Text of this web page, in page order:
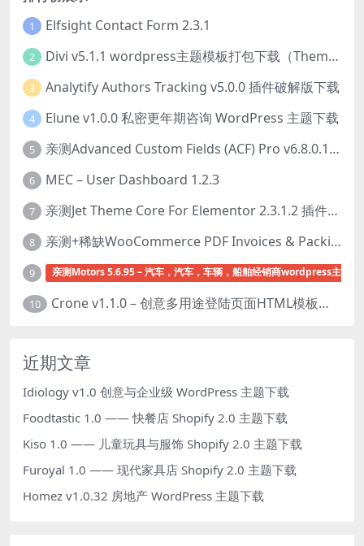
1 Elfsight Contact Form 2.3.1
2 Divi v5.1.1 wordpress主题模板打包下载（Theme + Builder+ Extra Theme + Templates + Layouts + PSD）
3 Analytify Authors Tracking v5.0.0 插件破解版下载
4 Elune v1.0.0 私密更年期咨询 WordPress 主题下载
5 亲测Advanced Custom Fields (ACF) Pro v6.8.0.1 + Advanced Custom Fields: Extended PRO v0.9.2.3 | 网站开发自定义字段插件下载
6 MEC – User Dashboard 1.2.3
7 亲测Jet Theme Core For Elementor 2.3.1.2 插件下载
8 亲测+稀缺WooCommerce PDF Invoices & Packing Slips Professional v2.20.0 + Templates v2.25.1 [by WpOverNight] WooCommerce PDF 发票和装箱单插件下载
9 亲测Motors 5.6.95 – 汽车，汽车，车辆，船舶经销商wordpress主题下
10 Crone v1.1.0 – 创意多用途登陆页面HTML模板下载
近期文章
Idiology v1.0 创意与企业级 WordPress 主题下载
Foodtastic 1.0 —— 快餐店 Shopify 2.0 主题下载
Kiso 1.0 —— 儿童玩具与服饰 Shopify 2.0 主题下载
Furoyal 1.0 —— 现代家具店 Shopify 2.0 主题下载
Homez v1.0.32 房地产 WordPress 主题下载